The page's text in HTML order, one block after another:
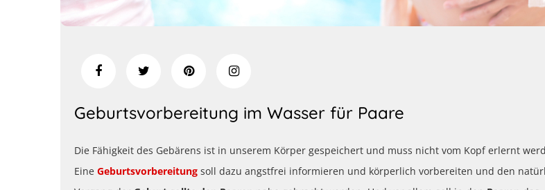
Geburtsvorbereitung im Wasser für Paare
Die Fähigkeit des Gebärens ist in unserem Körper gespeichert und muss nicht vom Kopf erlernt
Eine Geburtsvorbereitung soll dazu angstfrei informieren und körperlich vorbereiten und den